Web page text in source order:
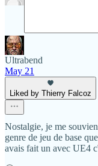
Ultrabend
May 21
Liked by Thierry Falcoz
Nostalgie, je me
genre de jeu de base
avais fait un avec UE4